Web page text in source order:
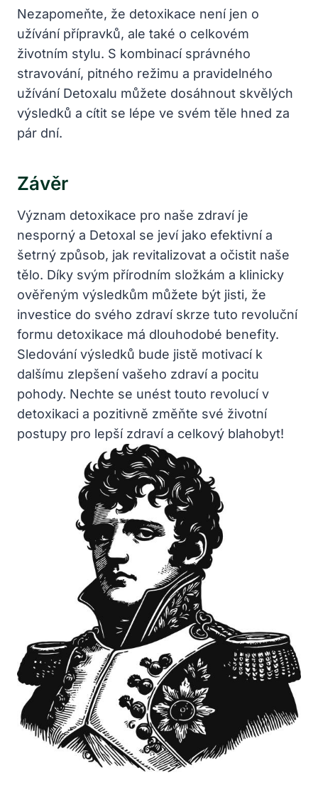
Nezapomeňte, že detoxikace není jen o
užívání přípravků, ale také o celkovém
životním stylu. S kombinací správného
stravování, pitného režimu a pravidelného
užívání Detoxalu můžete dosáhnout skvělých
výsledků a cítit se lépe ve svém těle hned za
pár dní.
Závěr
Význam detoxikace pro naše zdraví je
nesporný a Detoxal se jeví jako efektivní a
šetrný způsob, jak revitalizovat a očistit naše
tělo. Díky svým přírodním složkám a klinicky
ověřeným výsledkům můžete být jisti, že
investice do svého zdraví skrze tuto revoluční
formu detoxikace má dlouhodobé benefity.
Sledování výsledků bude jistě motivací k
dalšímu zlepšení vašeho zdraví a pocitu
pohody. Nechte se unést touto revolucí v
detoxikaci a pozitivně změňte své životní
postupy pro lepší zdraví a celkový blahobyt!